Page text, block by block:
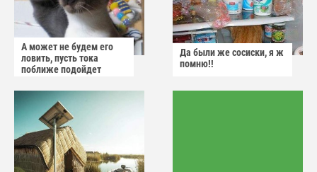
А может не будем его
ловить, пусть тока
поближе подойдет
Да были же сосиски, я ж
помню!!